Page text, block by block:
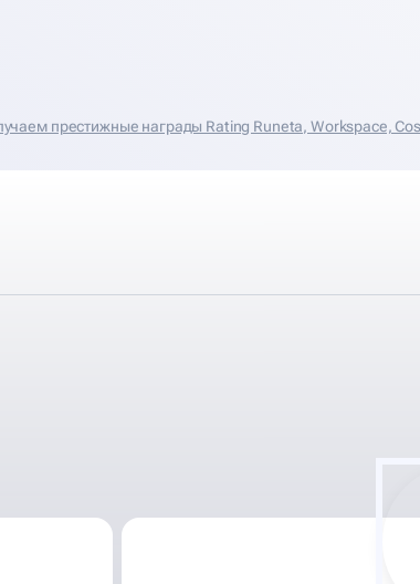
престижные награды Rating Runeta, Workspace,